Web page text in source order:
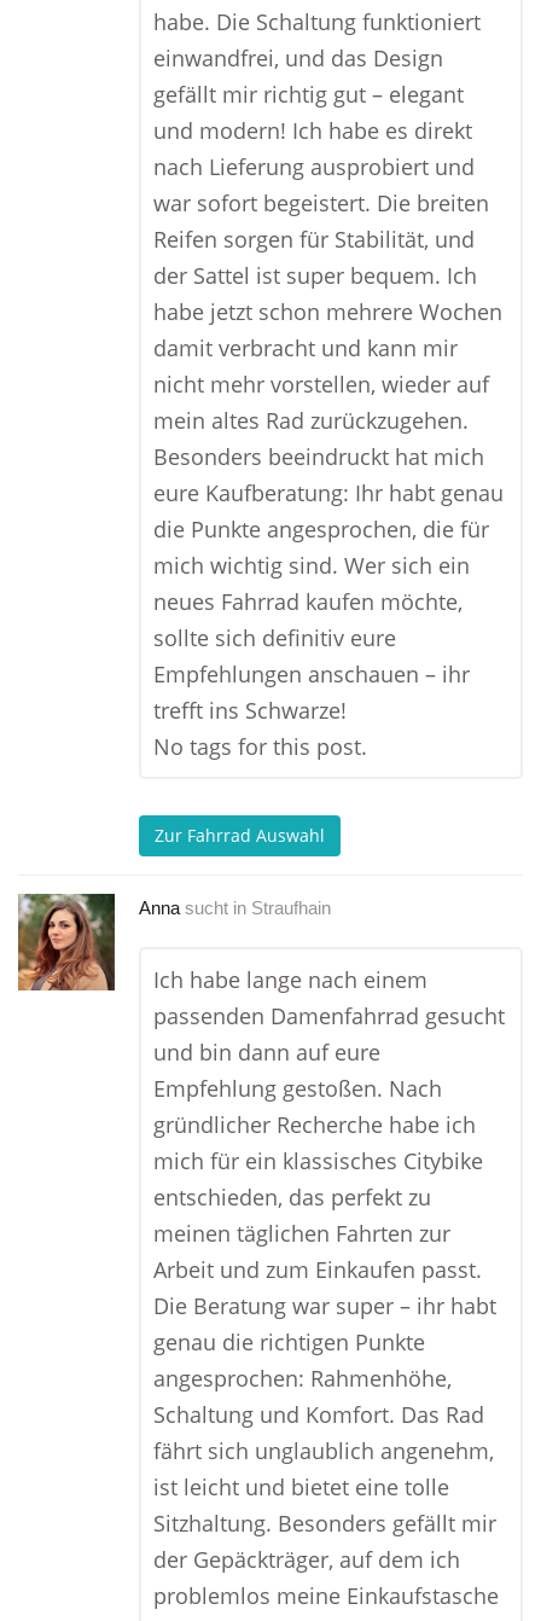
habe. Die Schaltung funktioniert
einwandfrei, und das Design
gefällt mir richtig gut – elegant
und modern! Ich habe es direkt
nach Lieferung ausprobiert und
war sofort begeistert. Die breiten
Reifen sorgen für Stabilität, und
der Sattel ist super bequem. Ich
habe jetzt schon mehrere Wochen
damit verbracht und kann mir
nicht mehr vorstellen, wieder auf
mein altes Rad zurückzugehen.
Besonders beeindruckt hat mich
eure Kaufberatung: Ihr habt genau
die Punkte angesprochen, die für
mich wichtig sind. Wer sich ein
neues Fahrrad kaufen möchte,
sollte sich definitiv eure
Empfehlungen anschauen – ihr
trefft ins Schwarze!
No tags for this post.
Zur Fahrrad Auswahl
Anna sucht in Straufhain
Ich habe lange nach einem
passenden Damenfahrrad gesucht
und bin dann auf eure
Empfehlung gestoßen. Nach
gründlicher Recherche habe ich
mich für ein klassisches Citybike
entschieden, das perfekt zu
meinen täglichen Fahrten zur
Arbeit und zum Einkaufen passt.
Die Beratung war super – ihr habt
genau die richtigen Punkte
angesprochen: Rahmenhöhe,
Schaltung und Komfort. Das Rad
fährt sich unglaublich angenehm,
ist leicht und bietet eine tolle
Sitzhaltung. Besonders gefällt mir
der Gepäckträger, auf dem ich
problemlos meine Einkaufstasche